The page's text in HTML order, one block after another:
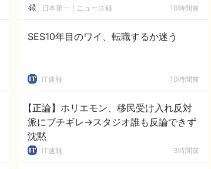
日本第一！ニュース録 10時間前
SES10年目のワイ、転職するか迷う
IT速報 10時間前
【正論】ホリエモン、移民受け入れ反対
派にブチギレ→スタジオ誰も反論できず
沈黙
IT速報 3時間前